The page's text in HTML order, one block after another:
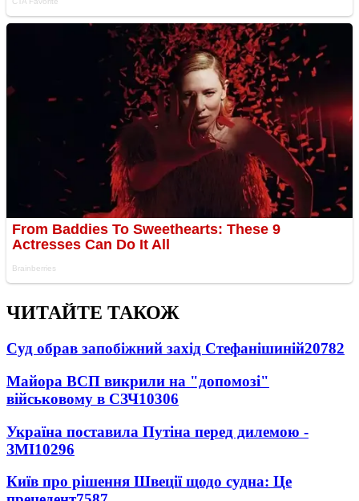
ЧИТАЙТЕ ТАКОЖ
Суд обрав запобіжний захід Стефанішиній20782
Майора ВСП викрили на "допомозі"
військовому в СЗЧ10306
Україна поставила Путіна перед дилемою -
ЗМІ10296
Київ про рішення Швеції щодо судна: Це